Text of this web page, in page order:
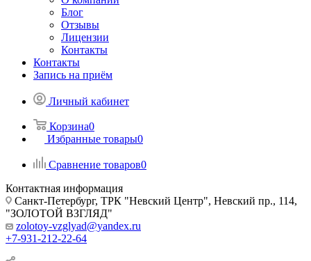
Блог
Отзывы
Лицензии
Контакты
Контакты
Запись на приём
Личный кабинет
Корзина0
Избранные товары0
Сравнение товаров0
Контактная информация
Санкт-Петербург, ТРК "Невский Центр", Невский пр., 114,
"ЗОЛОТОЙ ВЗГЛЯД"
zolotoy-vzglyad@yandex.ru
+7-931-212-22-64